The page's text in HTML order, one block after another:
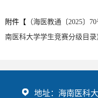
附件【 （海医教通〔2025〕
南医科大学学生竞赛分级目
地址：海南医科